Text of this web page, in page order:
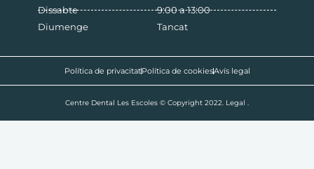
Dissabte
Diumenge
9:00 a 13:00
Tancat
Política de privacitatPolítica de cookiesAvís legal
Centre Dental Les Escoles © Copyright 2022. Legal .